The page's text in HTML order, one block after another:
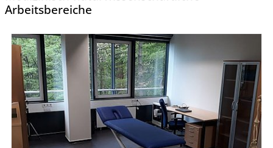
Arbeitsbereiche